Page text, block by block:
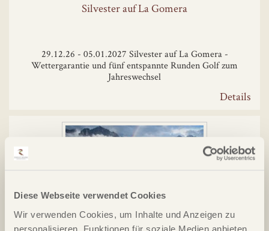
Diese Webseite verwendet Cookies
Wir verwenden Cookies, um Inhalte und Anzeigen zu
personalisieren, Funktionen für soziale Medien anbieten
Silvester auf La Gomera
29.12.26 - 05.01.2027 Silvester auf La Gomera -
Wettergarantie und fünf entspannte Runden Golf zum
Jahreswechsel
Details
Argentinien, Golf, Gauchos & Asado